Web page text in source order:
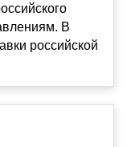
В
российской